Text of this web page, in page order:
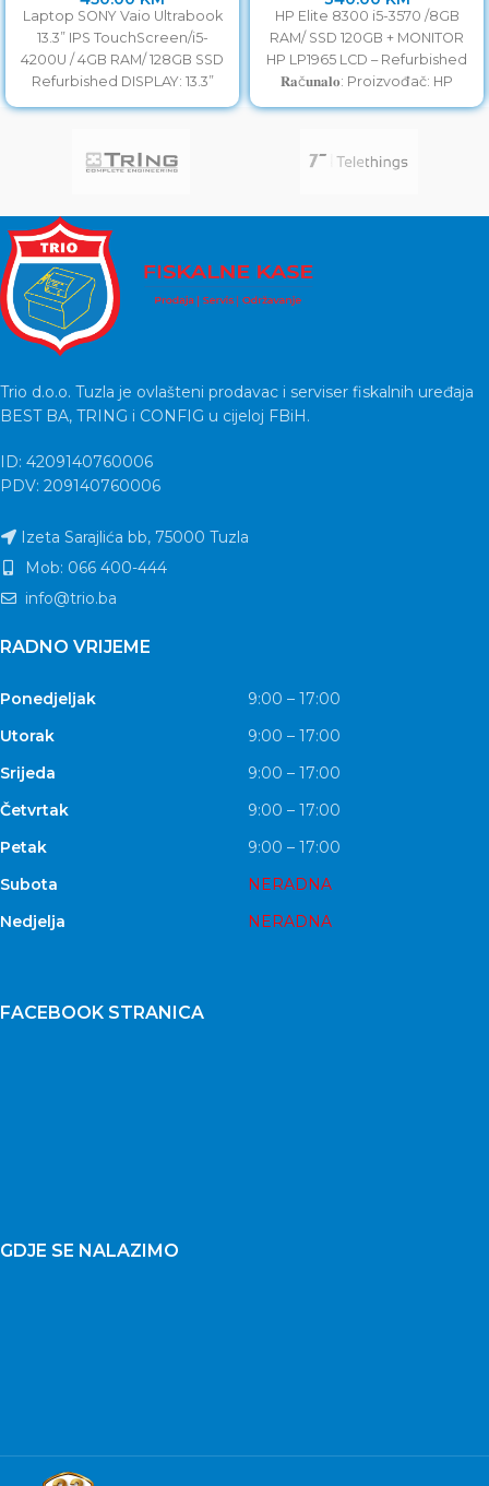
Laptop SONY Vaio Ultrabook
13.3” IPS TouchScreen/i5-
4200U / 4GB RAM/ 128GB SSD
Refurbished DISPLAY: 13.3”
LED Full HD IPS Touch
HP Elite 8300 i5-3570 /8GB
RAM/ SSD 120GB + MONITOR
HP LP1965 LCD – Refurbished
𝐑𝐚č𝐮𝐧𝐚𝐥𝐨: Proizvođač: HP
Model: EliteDesk
Trio d.o.o. Tuzla je ovlašteni prodavac i serviser fiskalnih uređaja
BEST BA, TRING i CONFIG u cijeloj FBiH.
ID: 4209140760006
PDV: 209140760006
Izeta Sarajlića bb, 75000 Tuzla
Mob: 066 400-444
info@trio.ba
RADNO VRIJEME
Ponedjeljak
9:00 – 17:00
Utorak
9:00 – 17:00
Srijeda
9:00 – 17:00
Četvrtak
9:00 – 17:00
Petak
9:00 – 17:00
Subota
NERADNA
Nedjelja
NERADNA
FACEBOOK STRANICA
GDJE SE NALAZIMO